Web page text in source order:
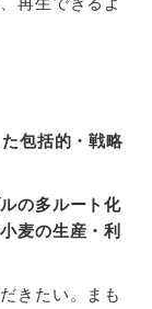
包括的・戦略
の多ルート化
麦の生産・利
きたい。まも